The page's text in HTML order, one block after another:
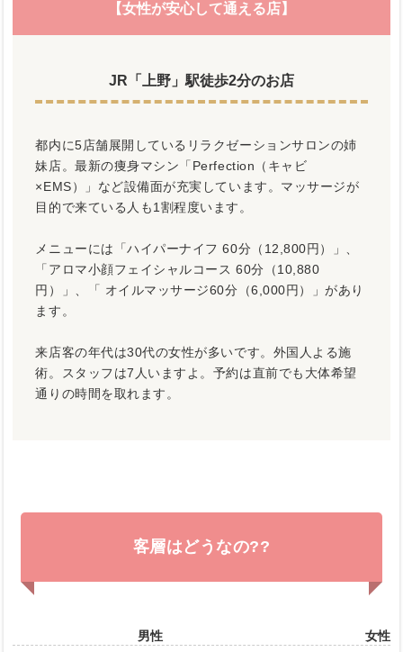
【女性が安心して通える店】
JR「上野」駅徒歩2分のお店
都内に5店舗展開しているリラクゼーションサロンの姉
妹店。最新の痩身マシン「Perfection（キャビ
×EMS）」など設備面が充実しています。マッサージが
目的で来ている人も1割程度います。
メニューには「ハイパーナイフ 60分（12,800円）」、
「アロマ小顔フェイシャルコース 60分（10,880
円）」、「 オイルマッサージ60分（6,000円）」があり
ます。
来店客の年代は30代の女性が多いです。外国人よる施
術。スタッフは7人いますよ。予約は直前でも大体希望
通りの時間を取れます。
客層はどうなの??
男性 女性